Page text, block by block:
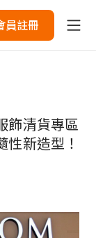
員註冊
飾清貨專區
性新造型！